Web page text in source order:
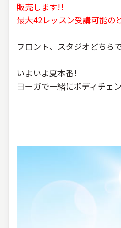
販売します!!
最大42レッスン受講可能の
フロント、スタジオどちら
いよいよ夏本番!
ヨーガで一緒にボディチェ